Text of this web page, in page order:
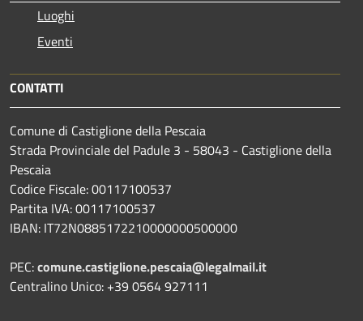
Luoghi
Eventi
CONTATTI
Comune di Castiglione della Pescaia
Strada Provinciale del Padule 3 - 58043 - Castiglione della
Pescaia
Codice Fiscale: 00117100537
Partita IVA: 00117100537
IBAN: IT72N0885172210000000500000
PEC:comune.castiglione.pescaia@legalmail.it
Centralino Unico: +39 0564 927111